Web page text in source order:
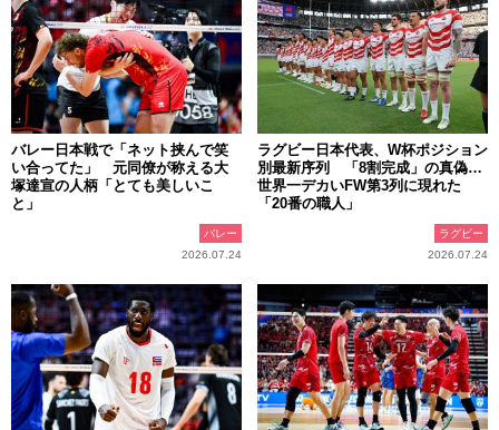
バレー日本戦で「ネット挟んで笑
い合ってた」 元同僚が称える大
塚達宣の人柄「とても美しいこ
と」
バレー
2026.07.24
ラグビー日本代表、W杯ポジション
別最新序列 「8割完成」の真偽…
世界一デカいFW第3列に現れた
「20番の職人」
ラグビー
2026.07.24